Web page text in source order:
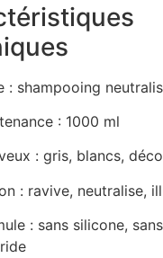
: shampooing
: 1000 ml
: gris, blancs,
: ravive, neutralise,
: sans silicone,